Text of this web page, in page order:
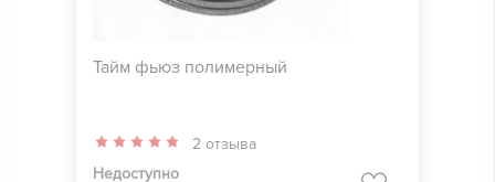
Тайм фьюз полимерный
2 отзыва
Недоступно